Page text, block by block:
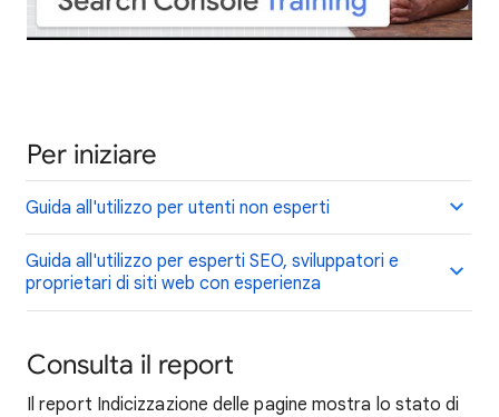
Per iniziare
Guida all'utilizzo per utenti non esperti
Guida all'utilizzo per esperti SEO, sviluppatori e
proprietari di siti web con esperienza
Consulta il report
Il report Indicizzazione delle pagine mostra lo stato di